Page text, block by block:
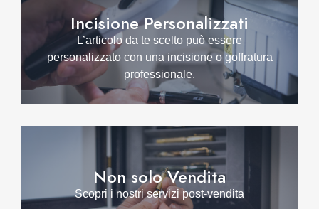
Incisione Personalizzati
L’articolo da te scelto può essere
personalizzato con una incisione o goffratura
professionale.
Non solo Vendita
Scopri i nostri servizi post-vendita